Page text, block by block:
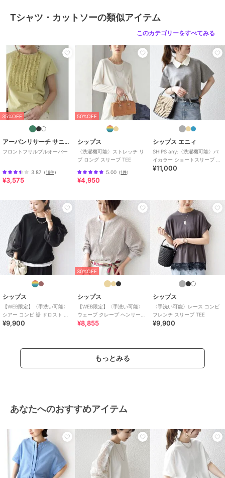
ー
カラー
ライトブルー、オフホワイト、ブ
ラウン、ネイビー
サイズ ONE SIZE
素材
本体（レーヨン52%、ナイロン4
1%、ポリウレタン7%）別布（ポ
リエステル63%、ナイロン37%）
商品のお取り扱い方法
原産国 日本
Tシャツ・カットソーの類似アイテム
このカテゴリーをすべてみる
35%OFF
アーバンリサーチ サニーレーベル
フロントフリルプルオーバー
3.87 （16件）
¥3,575
50%OFF
シップス
〈洗濯機可能〉ストレッチ リ
ブ ロング スリーブ TEE
5.00 （1件）
¥4,950
シップス エニィ
SHIPS any:〈洗濯機可能〉バ
イカラー ショートスリーブ プ
ルオーバー
¥11,000
シップス
【WEB限定】〈手洗い可能〉
シアー コンビ 裾 ドロスト プ
ルオーバー
¥9,900
30%OFF
シップス
【WEB限定】〈手洗い可能〉
ウェーブ クレープ ヘンリー
2WAY プルオーバー
¥8,855
シップス
〈手洗い可能〉レース コンビ
フレンチ スリーブ TEE
¥9,900
もっとみる
あなたへのおすすめアイテム